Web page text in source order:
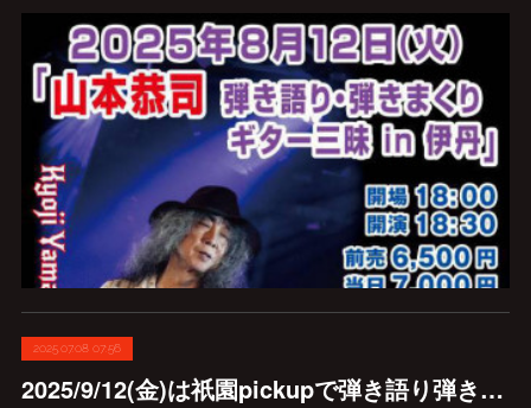
2025.07.08 07:56
2025/9/12(金)は祇園pickupで弾き語り弾きまくりギター三昧♪